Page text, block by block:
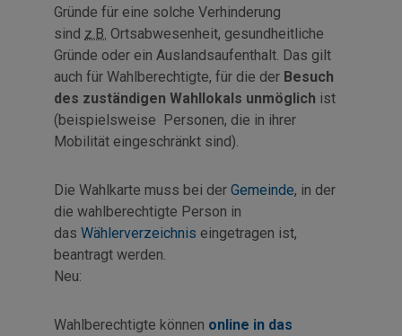
Gründe für eine solche Verhinderung
sind z.B. Ortsabwesenheit, gesundheitliche
Gründe oder ein Auslandsaufenthalt. Das gilt
auch für Wahlberechtigte, für die der Besuch
des zuständigen Wahllokals unmöglich ist
(beispielsweise Personen, die in ihrer
Mobilität eingeschränkt sind).
Die Wahlkarte muss bei der Gemeinde, in der
die wahlberechtigte Person in
das Wählerverzeichnis eingetragen ist,
beantragt werden.
Neu:
Wahlberechtigte können online in das